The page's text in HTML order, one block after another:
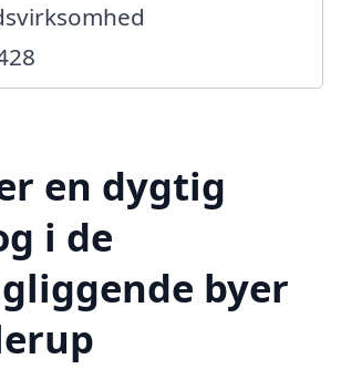
en dygtig
i de
byer